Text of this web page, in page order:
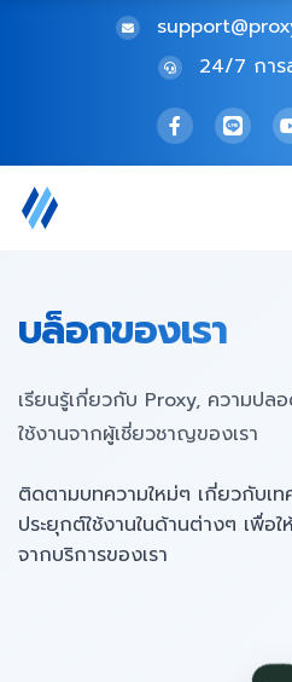
24/7 การ
บล็อกของเรา
เรียนรู้เกี่ยวกับ Proxy, ความปล
ใช้งานจากผู้เชี่ยวชาญของเรา
ติดตามบทความใหม่ๆ เกี่ยวกับเท
ประยุกต์ใช้งานในด้านต่างๆ เพื่อ
จากบริการของเรา